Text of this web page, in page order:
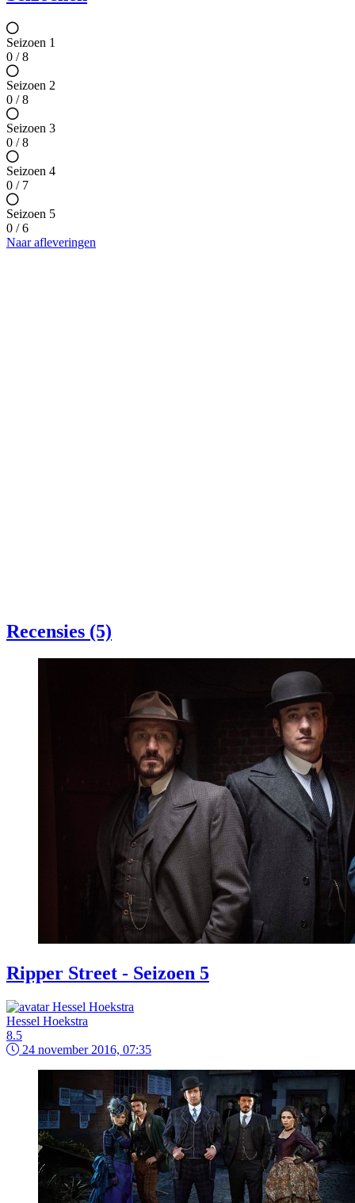
Seizoen 1
0 / 8
Seizoen 2
0 / 8
Seizoen 3
0 / 8
Seizoen 4
0 / 7
Seizoen 5
0 / 6
Naar afleveringen
Recensies (5)
Ripper Street - Seizoen 5
Hessel Hoekstra
8.5
24 november 2016, 07:35